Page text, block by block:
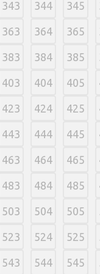
343 344 345
363 364 365
383 384 385
403 404 405
423 424 425
443 444 445
463 464 465
483 484 485
503 504 505
523 524 525
543 544 545